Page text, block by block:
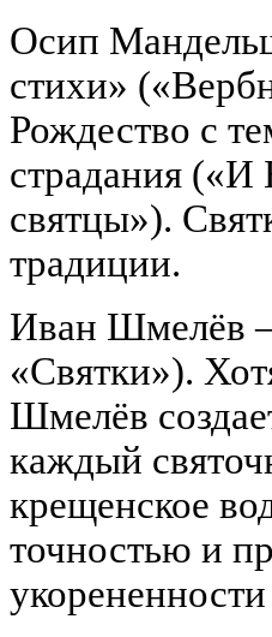
Осип
стихи»
Рождество с
страдания («И
святцы»).
традиции.
Иван Шмелёв
«Святки»).
Шмелёв
каждый
крещенское
точностью и